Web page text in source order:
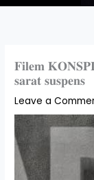
𝐅𝐢𝐥𝐞𝐦
𝐬𝐚𝐫𝐚𝐭 𝐬𝐮𝐬𝐩𝐞𝐧𝐬
Leave a